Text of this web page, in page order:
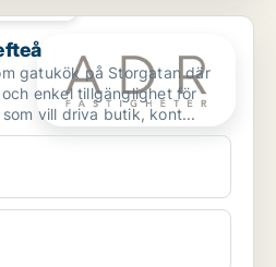
gatukök på Storgatan där
enkel tillgänglighet för
dig som vill driva butik, kont...